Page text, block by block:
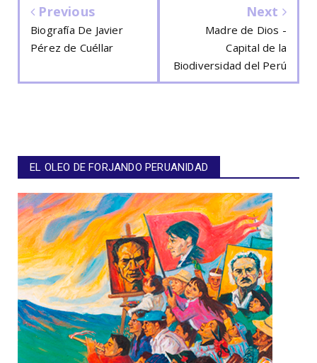
Previous
Biografía De Javier
Pérez de Cuéllar
Next
Madre de Dios -
Capital de la
Biodiversidad del Perú
EL OLEO DE FORJANDO PERUANIDAD